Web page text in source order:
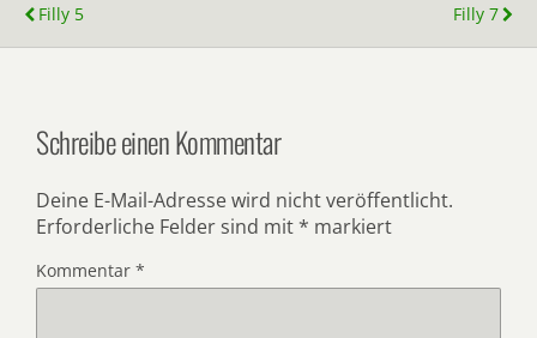
Filly 5
Filly 7
Schreibe einen Kommentar
Deine E-Mail-Adresse wird nicht veröffentlicht.
Erforderliche Felder sind mit * markiert
Kommentar *